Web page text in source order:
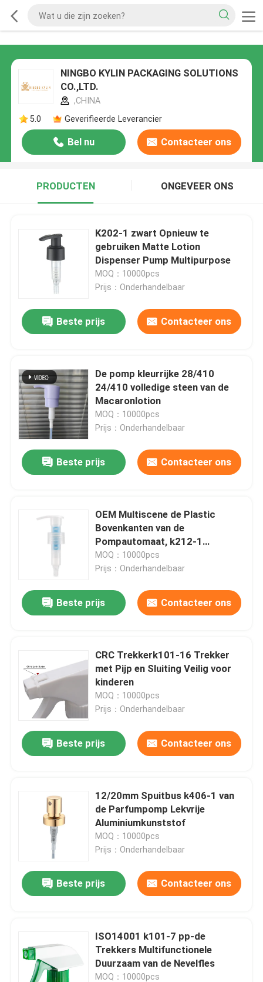
NINGBO KYLIN PACKAGING SOLUTIONS
CO.,LTD.
,CHINA
5.0
Geverifieerde Leverancier
Bel nu Contacteer ons
PRODUCTEN ONGEVEER ONS
K202-1 zwart Opnieuw te
gebruiken Matte Lotion
Dispenser Pump Multipurpose
MOQ：10000pcs
Prijs：Onderhandelbaar
Beste prijs Contacteer ons
De pomp kleurrijke 28/410
24/410 volledige steen van de
Macaronlotion
MOQ：10000pcs
Prijs：Onderhandelbaar
Beste prijs Contacteer ons
OEM Multiscene de Plastic
Bovenkanten van de
Pompautomaat, k212-1
Multifunctie 24mm Lotionpomp
MOQ：10000pcs
Prijs：Onderhandelbaar
Beste prijs Contacteer ons
CRC Trekkerk101-16 Trekker
met Pijp en Sluiting Veilig voor
kinderen
MOQ：10000pcs
Prijs：Onderhandelbaar
Beste prijs Contacteer ons
12/20mm Spuitbus k406-1 van
de Parfumpomp Lekvrije
Aluminiumkunststof
MOQ：10000pcs
Prijs：Onderhandelbaar
Beste prijs Contacteer ons
ISO14001 k101-7 pp-de
Trekkers Multifunctionele
Duurzaam van de Nevelfles
MOQ：10000pcs